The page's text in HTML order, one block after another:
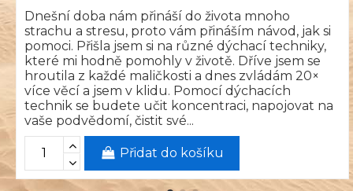
Dnešní doba nám přináší do života mnoho
strachu a stresu, proto vám přináším návod, jak si
pomoci. Přišla jsem si na různé dýchací techniky,
které mi hodně pomohly v životě. Dříve jsem se
hroutila z každé maličkosti a dnes zvládám 20×
více věcí a jsem v klidu. Pomocí dýchacích
technik se budete učit koncentraci, napojovat na
vaše podvědomí, čistit své...
Přidat do košíku